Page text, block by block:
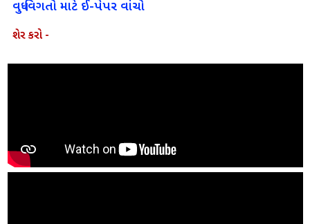
વધુ વિગતો માટે ઈ-પેપર વાંચો
શેર કરો -